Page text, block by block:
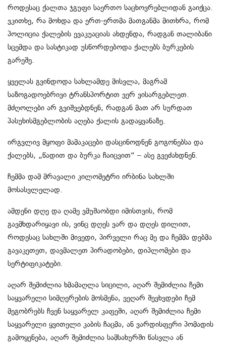
როდესაც ქალთა ჯგუფი საერთო საცხოვრებლიდან გაიქცა.
ვკითხე, რა მოხდა და ერთ-ერთმა მათგანმა მითხრა, რომ
პოლიცია ქალების ევაკუაციას ახდენდა, რადგან თალიბანი
სცემდა და სასტიკად უსწორდებოდა ქალებს ბურკების
გარეშე.
ყველას გვინდოდა სახლამდე მისვლა, მაგრამ
საზოგადოებრივი ტრანსპორტით ვერ ვისარგებლეთ.
მძღოლები არ გვიშვებდნენ, რადგან მათ არ სურდათ
პასუხისმგებლობის აღება ქალის გადაყვანაზე.
ირგვლივ მყოფი მამაკაცები დასცინოდნენ გოგონებსა და
ქალებს, „წადით და ბურკა ჩაიცვით“ – ასე გვეძახდნენ.
ჩემმა დამ მრავალი კილომეტრი ირბინა სახლში
მოსასვლელად.
ამდენი დღე და ღამე ვმუშაობდი იმისთვის, რომ
გავმხდარიყავი ის, ვინც დღეს ვარ და დღეს დილით,
როდესაც სახლში მივედი, პირველი რაც მე და ჩემმა დებმა
გავაკეთეთ, დავმალეთ პირადობები, დიპლომები და
სერტიფიკატები.
აღარ შემიძლია ხმამაღლა სიცილი, აღარ შემიძლია ჩემი
საყვარელი სიმღერების მოსმენა, ვეღარ შევხვდები ჩემ
მეგობრებს ჩვენ საყვარელ კაფეში, აღარ შემიძლია ჩემი
საყვარელი ყვითელი კაბის ჩაცმა, ან ვარდისფერი პომადის
გამოყენება, აღარ შემიძლია სამსახურში წასვლა ან